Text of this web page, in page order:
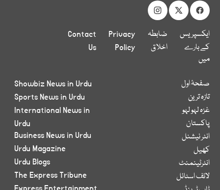
ایکسپریس
کے بارے
میں
ضابطہ
اخلاق
Privacy
Policy
Contact
Us
صفحۂ اول
تازہ ترین
غزہ لہو لہو
پاکستان
انٹر نیشنل
کھیل
انٹرٹینمنٹ
لائف اسٹائل
Showbiz News in Urdu
Sports News in Urdu
International News in
Urdu
Business News in Urdu
Urdu Magazine
Urdu Blogs
The Express Tribune